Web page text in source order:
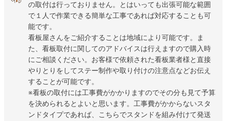
の取付は行っておりません。とはいっても出張可能な範囲
で１人で作業できる簡単な工事であれば対応することも可
能です。
看板屋さんをご紹介することは地域により可能です。ま
た、看板取付に関してのアドバイスは行えますので購入時
にご相談ください。お客様で依頼された看板業者様と直接
やりとりをしてステー制作や取り付けの注意点などお伝え
することが可能です。
※看板の取付には工事費がかかりますのでその分も見て予算
を決められるとよいと思います。工事費がかからないスタ
ンドタイプであれば、こちらでスタンドを組み付けて発送